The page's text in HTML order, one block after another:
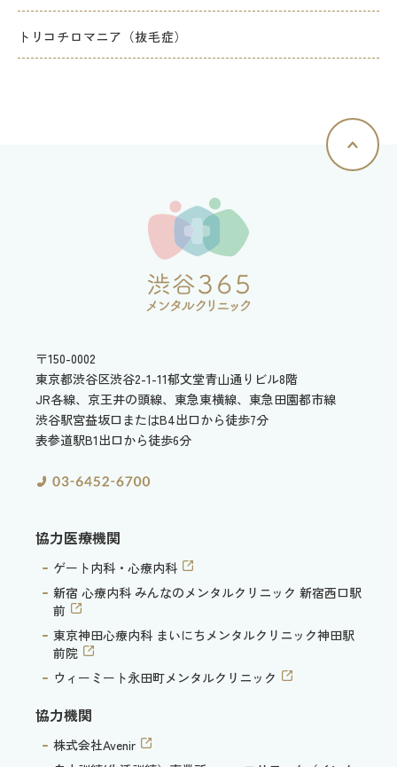
トリコチロマニア（抜毛症）
〒150-0002
東京都渋谷区渋谷2-1-11郁文堂青山通りビル8階
JR各線、京王井の頭線、東急東横線、東急田園都市線
渋谷駅宮益坂口またはB4出口から徒歩7分
表参道駅B1出口から徒歩6分
協力医療機関
ゲート内科・心療内科
新宿 心療内科 みんなのメンタルクリニック 新宿西口駅
前
東京神田心療内科 まいにちメンタルクリニック神田駅
前院
ウィーミート永田町メンタルクリニック
協力機関
株式会社Avenir